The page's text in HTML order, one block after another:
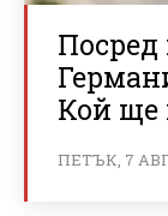
Посред
Кой ще
ПЕТЪК, 7